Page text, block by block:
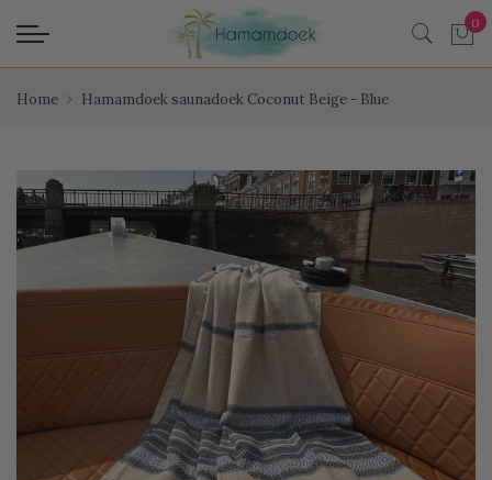
Home Hamamdoek saunadoek Coconut Beige - Blue